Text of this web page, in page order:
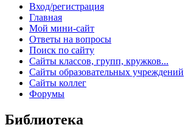
Вход/регистрация
Главная
Мой мини-сайт
Ответы на вопросы
Поиск по сайту
Сайты классов, групп, кружков...
Сайты образовательных учреждений
Сайты коллег
Форумы
Библиотека